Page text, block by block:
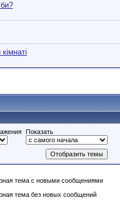
Показать
тема с новыми сообщениями
тема без новых сообщений